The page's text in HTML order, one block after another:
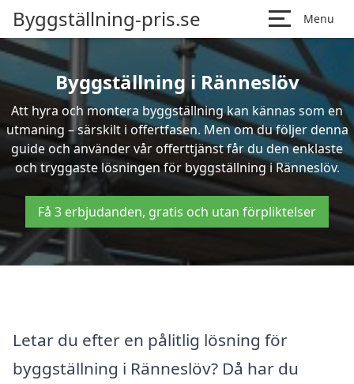
Byggställning-pris.se Menu
Byggställning i Ränneslöv
Att hyra och montera byggställning kan kännas som en
utmaning – särskilt i offertfasen. Men om du följer denna
guide och använder vår offerttjänst får du den enklaste
och tryggaste lösningen för byggställning i Ränneslöv.
Få 3 erbjudanden, gratis och utan förpliktelser
Letar du efter en pålitlig lösning för
byggställning i Ränneslöv? Då har du